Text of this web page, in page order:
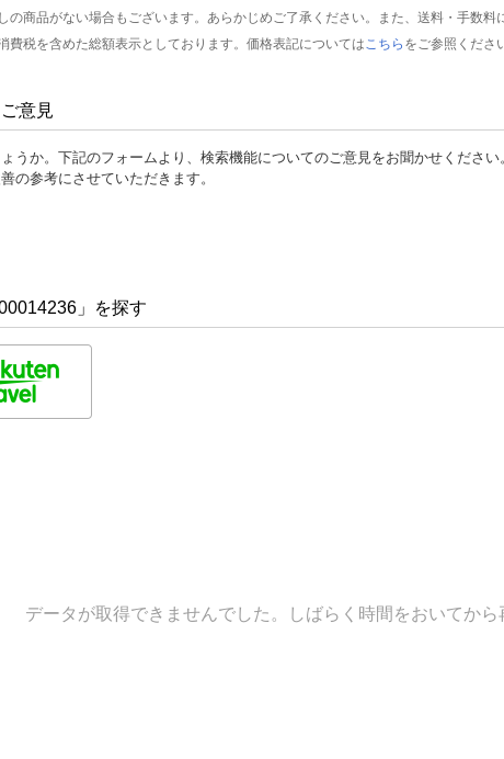
商品がない場合もございます。あらかじめご了承ください。また、送料・手数料
税を含めた総額表示としております。価格表記については こちら をご参照くださ
意見
うか。下記のフォームより、検索機能についてのご意見をお聞かせください
の参考にさせていただきます。
」を探す
データが取得できませんでした。しばらく時間をおいてから